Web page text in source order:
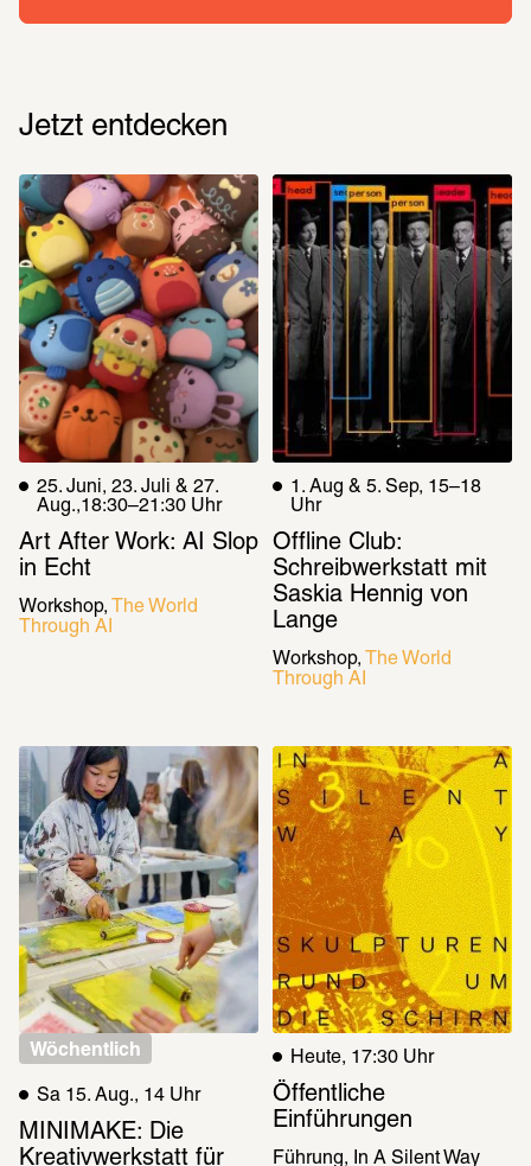
Jetzt entdecken
25. Juni, 23. Juli & 27.
Aug.,18:30–21:30 Uhr
Art After Work: AI Slop
in Echt
Workshop
The World
Through AI
1. Aug & 5. Sep, 15–18
Uhr
Offline Club:
Schreibwerkstatt mit
Saskia Hennig von
Lange
Workshop
The World
Through AI
Wöchentlich
Sa 15. Aug., 14 Uhr
MINIMAKE: Die
Kreativwerkstatt für
Heute, 17:30 Uhr
Öffentliche
Einführungen
Führung In A Silent Way